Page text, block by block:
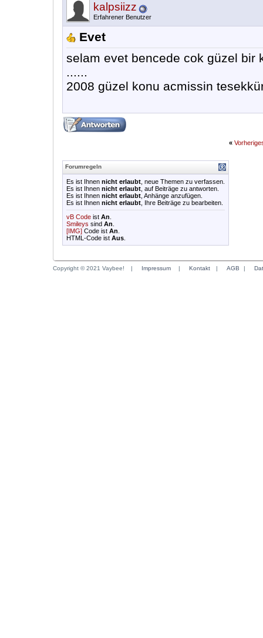
kalpsiizz
Erfahrener Benutzer
Evet
selam evet bencede cok güzel bir
......
2008 güzel konu acmissin
«
Forumregeln
Es ist Ihnen nicht erlaubt , neue Themen zu verfassen.
Es ist Ihnen nicht erlaubt , auf Beiträge zu antworten.
Es ist Ihnen nicht erlaubt , Anhänge anzufügen.
Es ist Ihnen nicht erlaubt , Ihre Beiträge zu bearbeiten.
vB Code ist An
Smileys sind An
[IMG] Code ist An
HTML-Code ist Aus
Copyright © 2021 Vaybee! | Impressum | Kontakt | AGB |